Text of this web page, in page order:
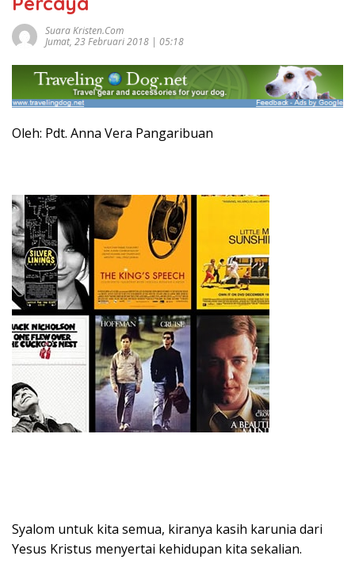
Suara Kristen.com
Jumat, 23 Februari 2018 | 05:18
Oleh: Pdt. Anna Vera Pangaribuan
Syalom untuk kita semua, kiranya kasih karunia dari
Yesus Kristus menyertai kehidupan kita sekalian.